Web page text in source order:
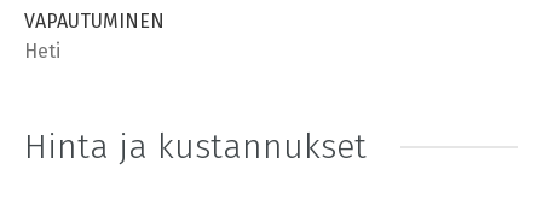
VAPAUTUMINEN
Heti
Hinta ja kustannukset